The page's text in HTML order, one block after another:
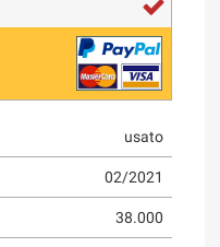
usato
02/2021
38.000